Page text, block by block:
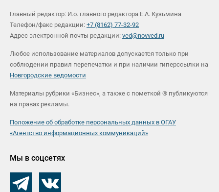
Главный редактор: И.о. главного редактора Е.А. Кузьмина
Телефон/факс редакции: +7 (8162) 77-32-92
Адрес электронной почты редакции: ved@novved.ru
Любое использование материалов допускается только при
соблюдении правил перепечатки и при наличии гиперссылки на
Новгородские ведомости
Материалы рубрики «Бизнес», а также с пометкой ® публикуются
на правах рекламы.
Положение об обработке персональных данных в ОГАУ
«Агентство информационных коммуникаций»
Мы в соцсетях